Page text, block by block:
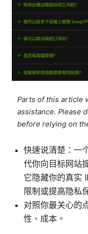
Parts of this article
assistance. Please
before relying on
快速说清楚：一
代你向目标网站
它隐藏你的真实
限制或提高隐私
对照你最关心的
性、成本。